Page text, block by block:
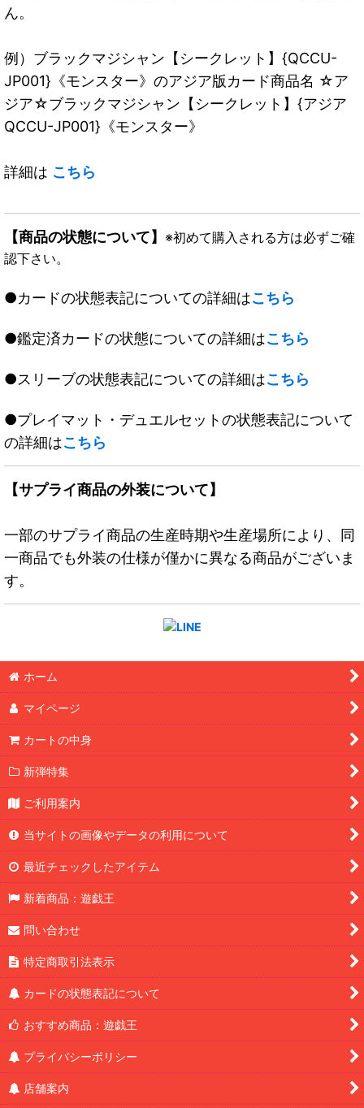
ん。
例）ブラックマジシャン【シークレット】{QCCU-
JP001}《モンスター》のアジア版カード商品名 ☆ア
ジア☆ブラックマジシャン【シークレット】{アジア
QCCU-JP001}《モンスター》
詳細は こちら
【商品の状態について】 ※初めて購入される方は必ずご確
認下さい。
●カードの状態表記についての詳細はこちら
●鑑定済カードの状態についての詳細はこちら
●スリーブの状態表記についての詳細はこちら
●プレイマット・デュエルセットの状態表記について
の詳細はこちら
【サプライ商品の外装について】
一部のサプライ商品の生産時期や生産場所により、同
一商品でも外装の仕様が僅かに異なる商品がございま
す。
ホーム
マイページ
カートの中身
新弾特集
ご利用案内
当サイトの画像やデータの利用について
最近チェックしたアイテム
新着商品：遊戯王
問い合わせ
特定商取引法表示
カードの状態表記について
おすすめ商品：遊戯王
プライバシーポリシー
店舗案内